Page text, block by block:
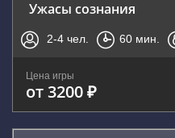
Ужасы сознания
2-4 чел. 60 мин.
Цена игры
от 3200 ₽